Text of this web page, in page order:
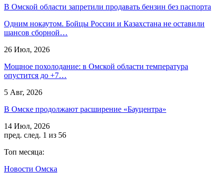
В Омской области запретили продавать бензин без паспорта
Одним нокаутом. Бойцы России и Казахстана не оставили
шансов сборной…
26 Июл, 2026
Мощное похолодание: в Омской области температура
опустится до +7…
5 Авг, 2026
В Омске продолжают расширение «Бауцентра»
14 Июл, 2026
пред. след. 1 из 56
Топ месяца:
Новости Омска